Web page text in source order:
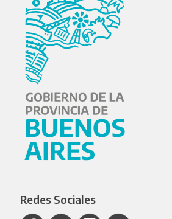
Redes Sociales